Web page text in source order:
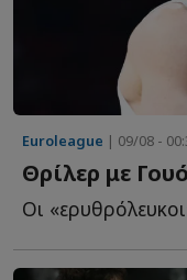
Euroleague | 09/08 -
Θρίλερ με